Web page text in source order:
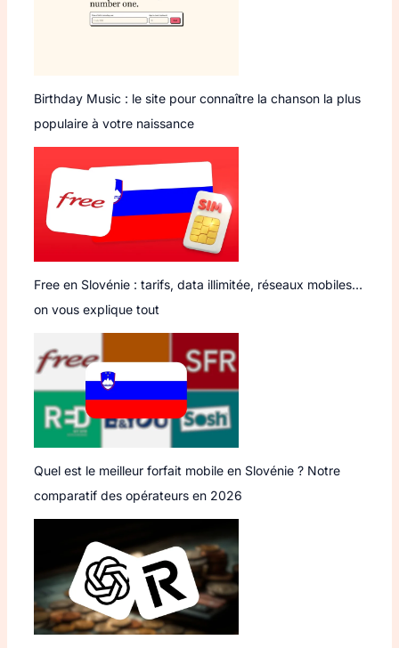
Birthday Music : le site pour connaître la chanson la plus
populaire à votre naissance
Free en Slovénie : tarifs, data illimitée, réseaux mobiles…
on vous explique tout
Quel est le meilleur forfait mobile en Slovénie ? Notre
comparatif des opérateurs en 2026